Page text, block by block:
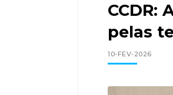
CCDR:
pelas
10-FEV-2026